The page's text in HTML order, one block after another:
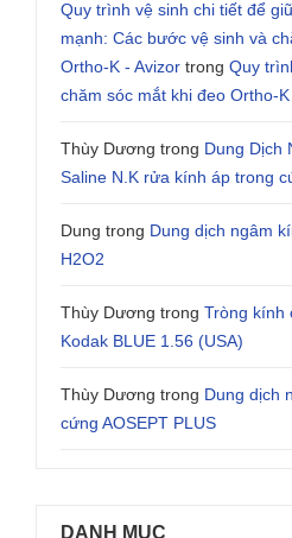
Quy trình vệ sinh chi tiết để
mạnh: Các bước vệ sinh và
Ortho-K - Avizor trong Quy
chăm sóc mắt khi đeo Ortho-K
Thùy Dương trong Dung Dịch
Saline N.K rửa kính áp trong
Dung trong Dung dịch ngâm
H2O2
Thùy Dương trong Tròng kính
Kodak BLUE 1.56 (USA)
Thùy Dương trong Dung dịch
cứng AOSEPT PLUS
DANH MỤC